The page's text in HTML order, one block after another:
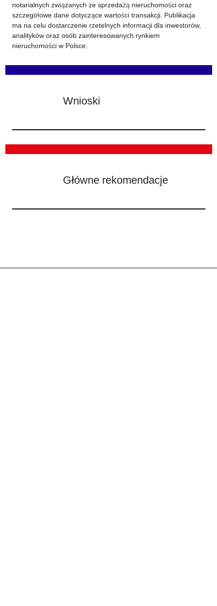
notarialnych związanych ze sprzedażą nieruchomości oraz
szczegółowe dane dotyczące wartości transakcji. Publikacja
ma na celu dostarczenie rzetelnych informacji dla inwestorów,
analityków oraz osób zainteresowanych rynkiem
nieruchomości w Polsce.
Wnioski
Główne rekomendacje